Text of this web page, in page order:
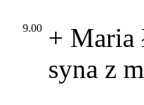
9.00
+ Maria
syna z